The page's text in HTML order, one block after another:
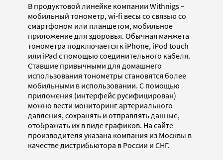
В продуктовой линейке компании Withnigs –
мобильный тонометр, wi-fi весы со связью со
смартфоном или планшетом, мобильное
приложение для здоровья. Обычная манжета
тонометра подключается к iPhone, iPod touch
или iPad c помощью соединительного кабеля.
Ставшие привычными для домашнего
использования тонометры становятся более
мобильными в использовании. С помощью
приложения (интерфейс русифицирован)
можно вести мониторинг артериального
давления, сохранять и отправлять данные,
отображать их в виде графиков. На сайте
производителя указана компания из Москвы в
качестве дистрибьютора в России и СНГ.